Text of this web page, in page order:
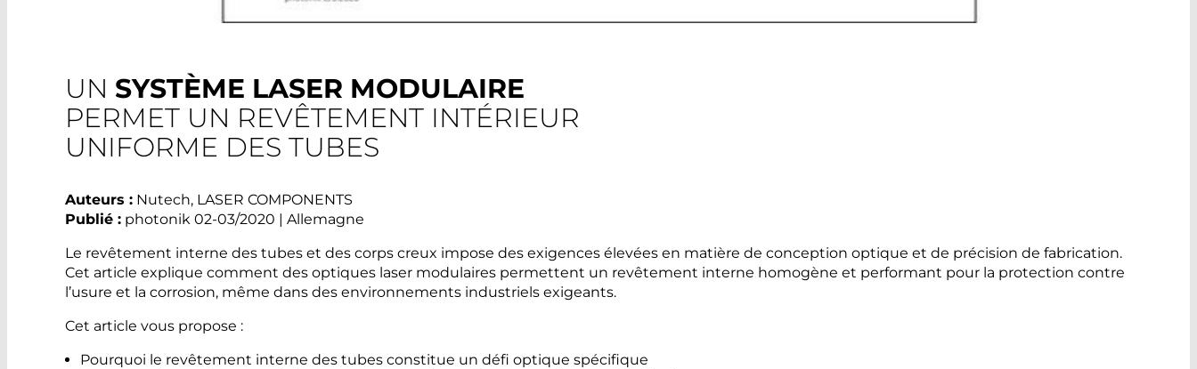
UN SYSTÈME LASER MODULAIRE
PERMET UN REVÊTEMENT INTÉRIEUR
UNIFORME DES TUBES
Auteurs : Nutech, LASER COMPONENTS
Publié : photonik 02-03/2020 | Allemagne
Le revêtement interne des tubes et des corps creux impose des exigences élevées en matière de conception optique et de précision de fabrication.
Cet article explique comment des optiques laser modulaires permettent un revêtement interne homogène et performant pour la protection contre
l’usure et la corrosion, même dans des environnements industriels exigeants.
Cet article vous propose :
Pourquoi le revêtement interne des tubes constitue un défi optique spécifique